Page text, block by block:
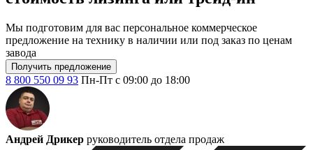
Мы подготовим для вас персональное коммерческое
предложение на технику в наличии или под заказ по ценам
завода
Получить предложение
8 800 550 09 93 Пн-Пт с 09:00 до 18:00
Андрей Дрикер руководитель отдела продаж